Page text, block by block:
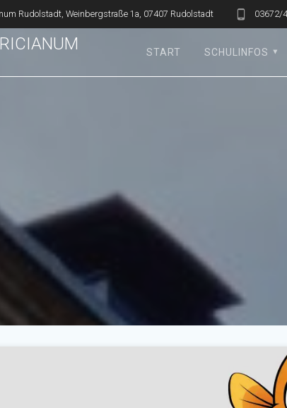
Rudolstadt, Weinbergstraße 1a, 07407 Rudolstadt 03672/
START SCHULINFOS